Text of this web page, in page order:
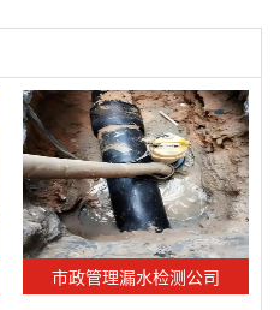
市政管理漏水检测公司